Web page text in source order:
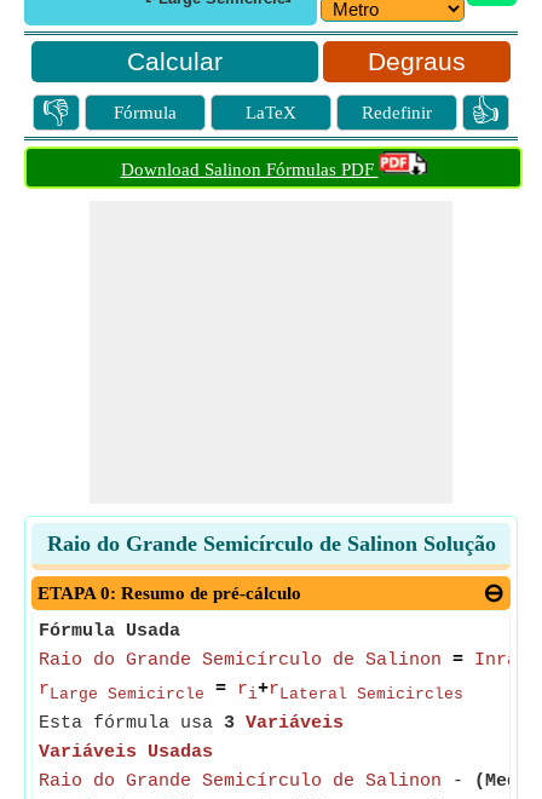
Degraus
👎 Fórmula LaTeX Redefinir 👍
Download Salinon Fórmulas PDF
Raio do Grande Semicírculo de Salinon Solução
ETAPA 0: Resumo de pré-cálculo
Fórmula Usada
Raio do Grande Semicírculo de Salinon = Inraio
rLarge Semicircle = ri+rLateral Semicircles
Esta fórmula usa 3 Variáveis
Variáveis Usadas
Raio do Grande Semicírculo de Salinon -